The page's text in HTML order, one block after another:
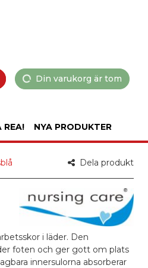
Din varukorg är tom
REA! NYA PRODUKTER
Dela produkt
i läder. Den
foten och ger gott om plats
innersulorna absorberar